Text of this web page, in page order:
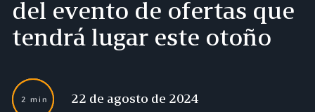
del evento de ofertas que
tendrá lugar este otoño
2 min 22 de agosto de 2024